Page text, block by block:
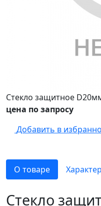
Стекло защитное
цена по запросу
Добавить в
О товаре
Стекло